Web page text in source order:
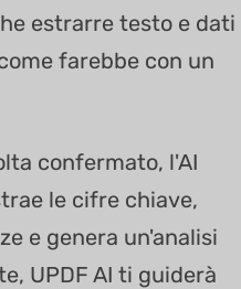
estrarre testo e dati
farebbe con un
confermato, l'AI
le cifre chiave,
e genera un'analisi
UPDF AI ti guiderà